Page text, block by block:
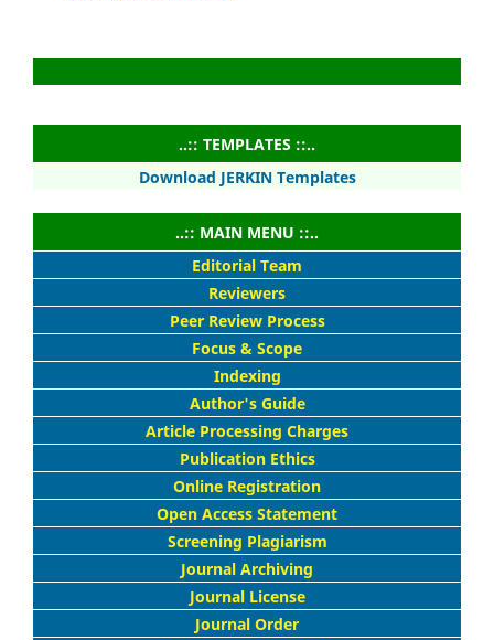
..:: TEMPLATES ::..
Download JERKIN Templates
..:: MAIN MENU ::..
Editorial Team
Reviewers
Peer Review Process
Focus & Scope
Indexing
Author's Guide
Article Processing Charges
Publication Ethics
Online Registration
Open Access Statement
Screening Plagiarism
Journal Archiving
Journal License
Journal Order